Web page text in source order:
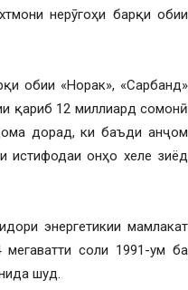
нерӯгоҳи барқи обии
обии «Норак», «Сарбанд»
қариб 12 миллиард сомонӣ
дорад, ки баъди анҷом
истифодаи онҳо хеле зиёд
энергетикии мамлакат
соли 1991-ум ба
шуд.